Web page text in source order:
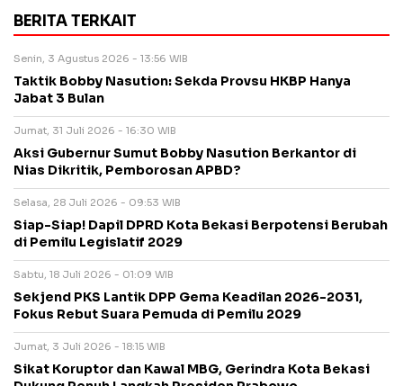
BERITA TERKAIT
Senin, 3 Agustus 2026 - 13:56 WIB
Taktik Bobby Nasution: Sekda Provsu HKBP Hanya
Jabat 3 Bulan
Jumat, 31 Juli 2026 - 16:30 WIB
Aksi Gubernur Sumut Bobby Nasution Berkantor di
Nias Dikritik, Pemborosan APBD?
Selasa, 28 Juli 2026 - 09:53 WIB
Siap-Siap! Dapil DPRD Kota Bekasi Berpotensi Berubah
di Pemilu Legislatif 2029
Sabtu, 18 Juli 2026 - 01:09 WIB
Sekjend PKS Lantik DPP Gema Keadilan 2026-2031,
Fokus Rebut Suara Pemuda di Pemilu 2029
Jumat, 3 Juli 2026 - 18:15 WIB
Sikat Koruptor dan Kawal MBG, Gerindra Kota Bekasi